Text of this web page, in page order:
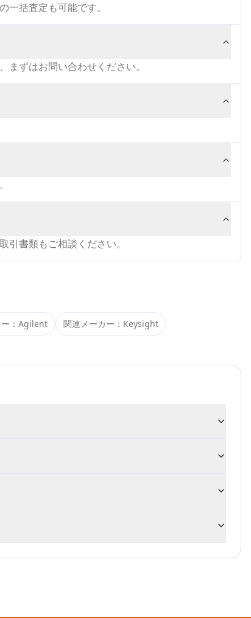
括査定も可能です。
ずはお問い合わせください。
書類もご相談ください。
： Agilent 関連メーカー： Keysight